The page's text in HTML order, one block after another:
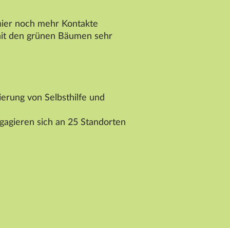
noch mehr Kontakte
den grünen Bäumen sehr
von Selbsthilfe und
sich an 25 Standorten